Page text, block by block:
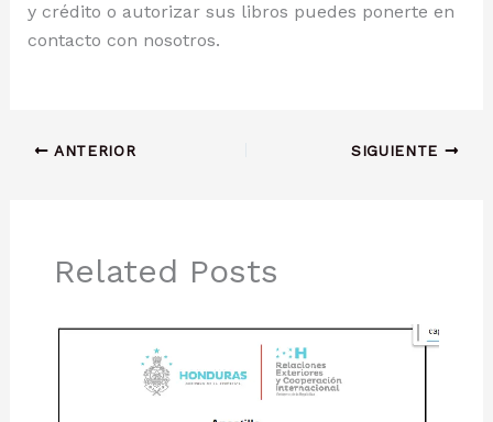
y crédito o autorizar sus libros puedes ponerte en
contacto con nosotros.
ANTERIOR SIGUIENTE
Related Posts